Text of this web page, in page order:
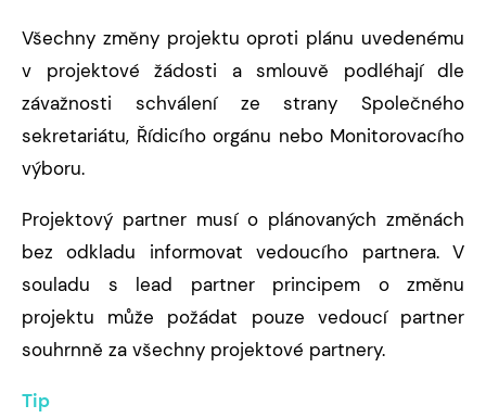
Všechny změny projektu oproti plánu uvedenému
v projektové žádosti a smlouvě podléhají dle
závažnosti schválení ze strany Společného
sekretariátu, Řídicího orgánu nebo Monitorovacího
výboru.
Projektový partner musí o plánovaných změnách
bez odkladu informovat vedoucího partnera. V
souladu s lead partner principem o změnu
projektu může požádat pouze vedoucí partner
souhrnně za všechny projektové partnery.
Tip